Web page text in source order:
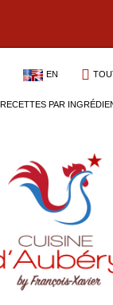
EN
RECETTES PAR